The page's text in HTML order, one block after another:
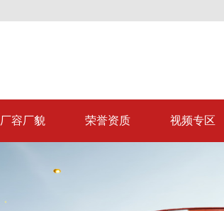
厂容厂貌 荣誉资质 视频专区